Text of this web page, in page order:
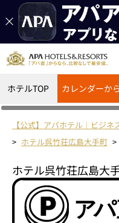
ホテルTOP カレンダーか
【公式】アパホテル｜ビジネ
ホテル呉竹荘広島大手町
ホテル呉竹荘広島大